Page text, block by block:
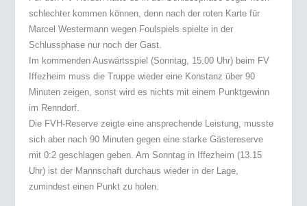
schlechter kommen können, denn nachder roten Karte für
Marcel Westermann wegen Foulspiels spielte in der
Schlussphase nur noch derGast.
Im kommenden Auswärtsspiel (Sonntag, 15.00 Uhr) beim FV
Iffezheim muss die Truppe wieder eine Konstanz über 90
Minuten zeigen, sonst wird es nichts mit einem Punktgewinn
im Renndorf.
Die FVH-Reserve zeigte eine ansprechende Leistung, musste
sich aber nach 90 Minuten gegeneine starke Gästereserve
mit 0:2 geschlagen geben.Am Sonntag in Iffezheim (13.15
Uhr) ist der Mannschaft durchaus wieder in der Lage,
zumindest einen Punkt zu holen.